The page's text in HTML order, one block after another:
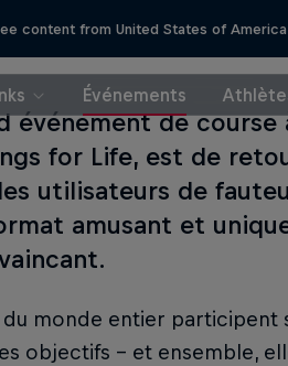
content from United States of America
Événements
événement de
for Life, est de
utilisateurs de
amusant et
du monde entier
objectifs - et ensemble,